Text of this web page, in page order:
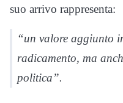
suo arrivo rappresenta:
“un valore aggiunto
radicamento, ma
politica”.